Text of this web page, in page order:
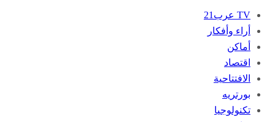
TV عرب21
أراء وأفكار
أماكن
اقتصاد
الافتتاحية
بورتريه
تكنولوجيا